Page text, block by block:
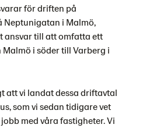
för driften på
Neptunigatan i Malmö,
ansvar till att omfatta ett
i söder till Varberg i
att vi landat dessa driftavtal
som vi sedan tidigare vet
med våra fastigheter. Vi